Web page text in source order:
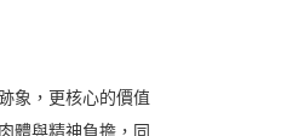
象，更核心的價值
體與精神負擔，同